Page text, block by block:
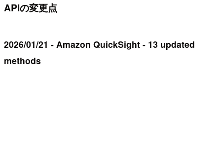
APIの変更点
2026/01/21 - Amazon QuickSight - 13 updated
methods